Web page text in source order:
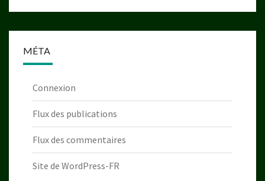
MÉTA
Connexion
Flux des publications
Flux des commentaires
Site de WordPress-FR